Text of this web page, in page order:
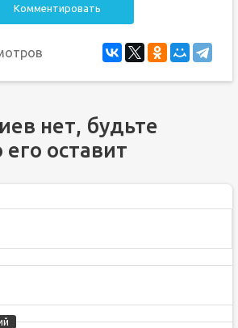
Комментировать
нет, будьте
оставит